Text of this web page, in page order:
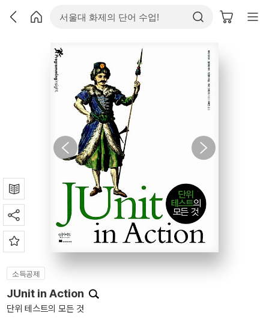
소득공제
JUnit in Action
단위 테스트의 모든 것